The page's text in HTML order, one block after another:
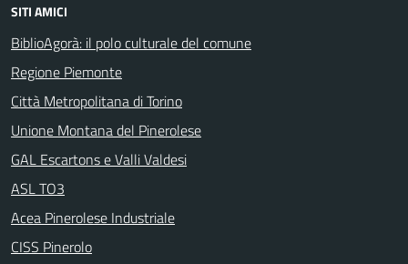
SITI AMICI
BiblioAgorà: il polo culturale del comune
Regione Piemonte
Città Metropolitana di Torino
Unione Montana del Pinerolese
GAL Escartons e Valli Valdesi
ASL TO3
Acea Pinerolese Industriale
CISS Pinerolo